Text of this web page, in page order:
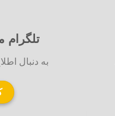
تلگرام
به دنبال